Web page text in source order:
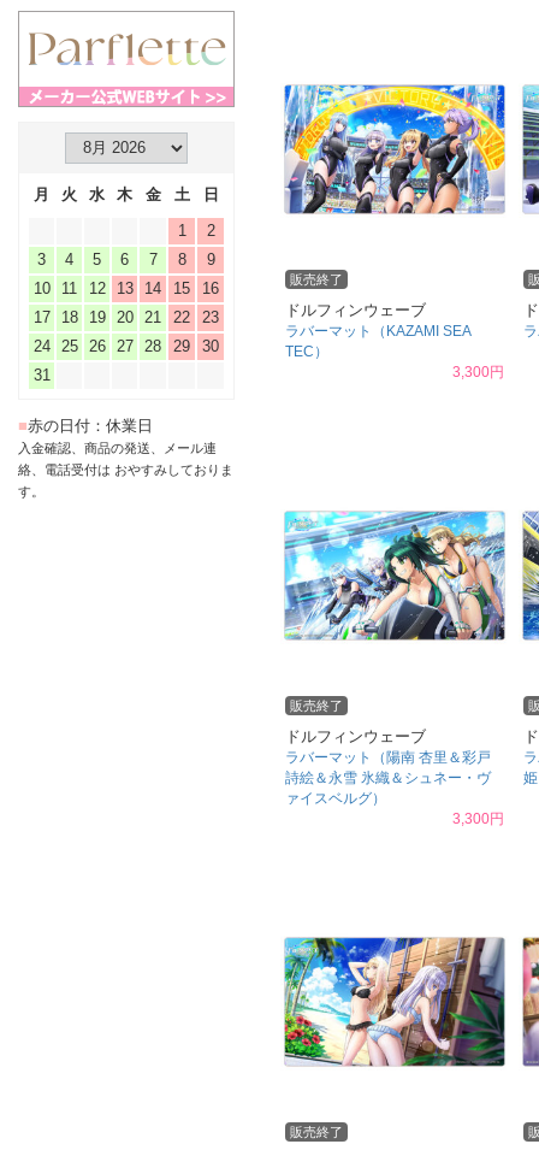
販売終了
ドルフィンウェーブ
ラバーマット（KAZAMI SEA
TEC）
3,300円
販売終了
ドルフィンウェーブ
ラバーマット（陽南 杏里＆彩戸
詩絵＆永雪 氷織＆シュネー・ヴ
ァイスベルグ）
3,300円
販売終了
月 火 水 木 金 土
日
1
2
3
4 5 6 7 8
9
10
11 12 13 14 15
16
17
18 19 20 21 22
23
24
25 26 27 28 29
30
31
■赤の日付：休業日
入金確認、商品の発送、メール連
絡、電話受付は おやすみしておりま
す。